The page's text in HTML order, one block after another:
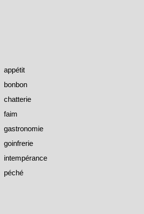
appétit
bonbon
chatterie
faim
gastronomie
goinfrerie
intempérance
péché